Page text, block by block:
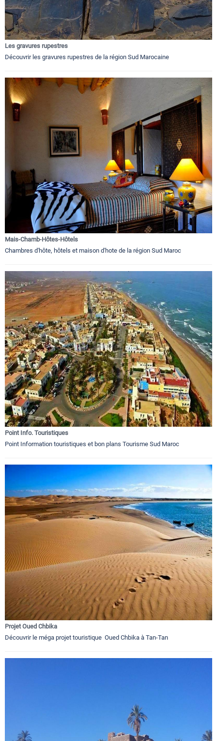
Les gravures rupestres
Découvrir les gravures rupestres de la région Sud Marocaine
Mais-Chamb-Hôtes-Hôtels
Chambres d'hôte, hôtels et maison d'hote de la région Sud Maroc
Point Info. Touristiques
Point Information touristiques et bon plans Tourisme Sud Maroc
Projet Oued Chbika
Découvrir le méga projet touristique Oued Chbika à Tan-Tan